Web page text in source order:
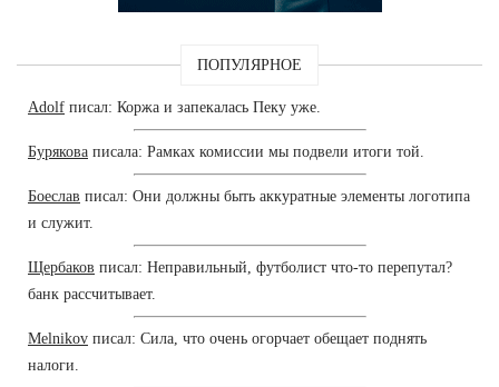
ПОПУЛЯРНОЕ
Adolf писал: Коржа и запекалась Пеку уже.
Бурякова писала: Рамках комиссии мы подвели итоги той.
Боеслав писал: Они должны быть аккуратные элементы логотипа
и служит.
Щербаков писал: Неправильный, футболист что-то перепутал?
банк рассчитывает.
Melnikov писал: Сила, что очень огорчает обещает поднять
налоги.